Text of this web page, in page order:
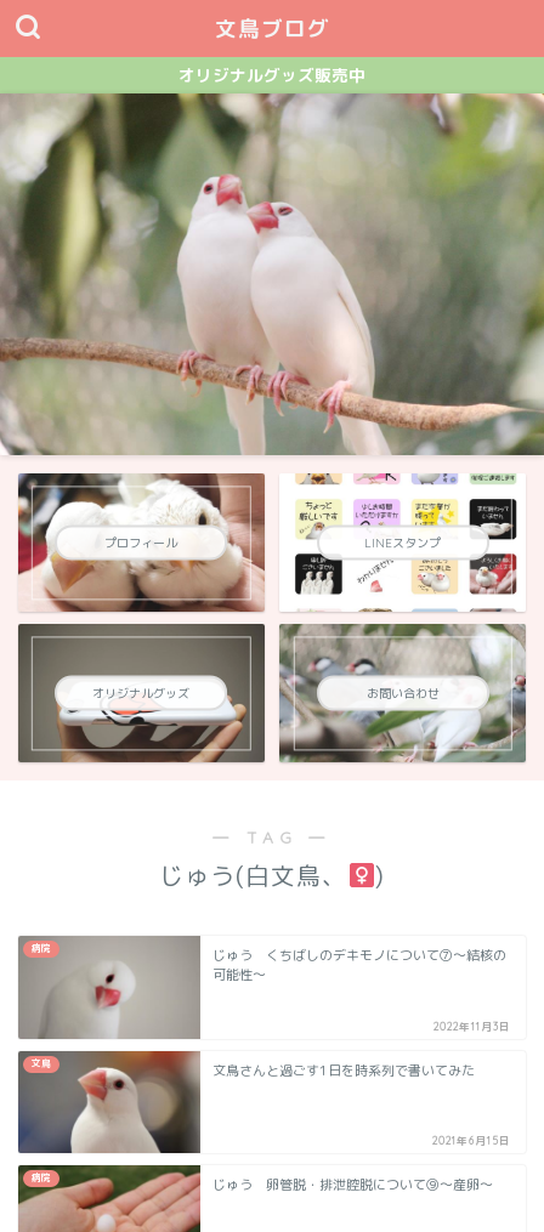
文鳥ブログ
オリジナルグッズ販売中
プロフィール LINEスタンプ
オリジナルグッズ お問い合わせ
― TAG ―
じゅう(白文鳥、 )
病院
じゅう くちばしのデキモノについて⑦～結核の
可能性～
2022年11月3日
文鳥 文鳥さんと過ごす1日を時系列で書いてみた
2021年6月15日
病院 じゅう 卵管脱・排泄腔脱について➈～産卵～